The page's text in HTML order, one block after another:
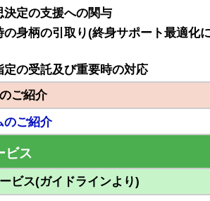
決定の支援への関与
の身柄の引取り(終身サポート最適化
定の受託及び重要時の対応
ご紹介
のご紹介
ビス
ビス(ガイドラインより)